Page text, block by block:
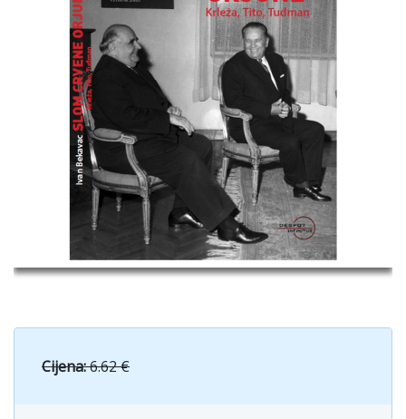
Cijena:6.62 €